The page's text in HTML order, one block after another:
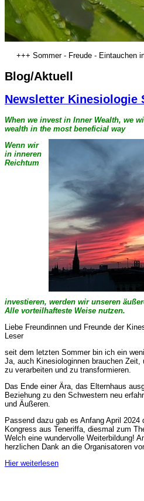
+++ Sommer - Freude - Eintauchen
Blog/Aktuell
Newsletter Kinesiologie
When we invest in Inner Wealth, we
wealth in the most beneficial way
Wenn wir
in inneren
Reichtum
investieren, werden wir unseren
Alle vorteilhafteste Weise nutzen.
Liebe Freundinnen und Freunde der
Leser
seit dem letzten Sommer bin ich ein
Ja, auch Kinesiologinnen brauchen Zeit,
zu verarbeiten und zu transformieren.
Das Ende einer Ära, das Elternhaus
Beziehung zu den Schwestern neu
und Äußeren.
Passend dazu gab es Anfang April 2024
Kongress aus Teneriffa, diesmal zum
Welch eine wundervolle Weiterbildung!
herzlichen Dank an die Organisatoren
Hier weiterlesen